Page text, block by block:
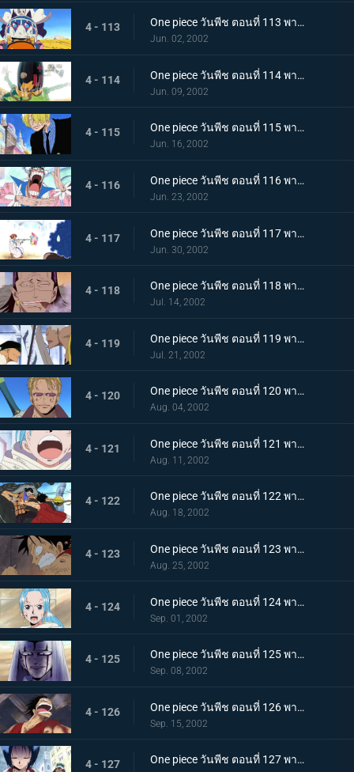
4 - 113 One piece วันพีช ตอนที่ 113 พากย์ไทย อัลบาน่าตกอยู่ในวิกฤต..ศึกนองเลือดของหัวหน้ากาลู
Jun. 02, 2002
4 - 114 One piece วันพีช ตอนที่ 114 พากย์ไทย สาบานต่อความฝันของเพื่อน..ศึกตัดสินที่เนินตัวตุ่นเมืองเบอร์สี่
Jun. 09, 2002
4 - 115 One piece วันพีช ตอนที่ 115 พากย์ไทย สุดยอดการแสดงวันนี้ มอนตาคิวเลียนแบบ
Jun. 16, 2002
4 - 116 One piece วันพีช ตอนที่ 116 พากย์ไทย แปลงร่างเป็นเพื่อน เพลงหมัดกะเทยของบอนเคร
Jun. 23, 2002
4 - 117 One piece วันพีช ตอนที่ 117 พากย์ไทย ระวังลมหมุนของนามิให้ดี..ระเบิดกระบองคุริมะ
Jun. 30, 2002
4 - 118 One piece วันพีช ตอนที่ 118 พากย์ไทย ความลับที่สืบทอดกันมาในหมู่ราชา อาวุธโบราณ "พูลตัน"
Jul. 14, 2002
4 - 119 One piece วันพีช ตอนที่ 119 พากย์ไทย ความลับของความจริง..ลมหายใจของสรรพสิ่งและพลังที่ตัดเหล็ก
Jul. 21, 2002
4 - 120 One piece วันพีช ตอนที่ 120 พากย์ไทย การต่อสู้สิ้นสุดลง โคซ่ายอมยกธงขาว!
Aug. 04, 2002
4 - 121 One piece วันพีช ตอนที่ 121 พากย์ไทย หนทางแห่งเสียงของวีวี่ วีรสตรีร่ายรำลงมาแล้ว
Aug. 11, 2002
4 - 122 One piece วันพีช ตอนที่ 122 พากย์ไทย ศึกตัดสินครั้งที่ 2 จระเข้ทราย ปะทะ ลูฟี่ร่างน้ำ
Aug. 18, 2002
4 - 123 One piece วันพีช ตอนที่ 123 พากย์ไทย ไอ้จระเข้โฉด ลูฟี่มุ่งหน้าไปสู่สุสานของราชวงศ์สิ
Aug. 25, 2002
4 - 124 One piece วันพีช ตอนที่ 124 พากย์ไทย บุกสู่ช่วงเวลาแห่งฝันร้าย ที่นี่คือฐานทัพลับของกลุ่มเม็ดทราย!
Sep. 01, 2002
4 - 125 One piece วันพีช ตอนที่ 125 พากย์ไทย ปีกแห่งเกียรติยศ นามของข้าคือทหารรักษาอาณาจักร เปรู!
Sep. 08, 2002
4 - 126 One piece วันพีช ตอนที่ 126 พากย์ไทย ฝ่าไปให้ถึง วันที่ฝนจะตกลงสู่อลาบัสต้า!
Sep. 15, 2002
4 - 127 One piece วันพีช ตอนที่ 127 พากย์ไทย ลาก่อนอาวุธทั้งหลาย! โจรสลัดกับความยุติธรรมที่มีอยู่น้อยนิด!